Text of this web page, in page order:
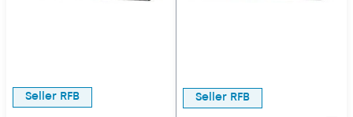
Seller RFB Seller RFB